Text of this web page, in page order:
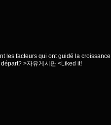
les facteurs qui ont guidé la croissance
>자유게시판 <Liked it!